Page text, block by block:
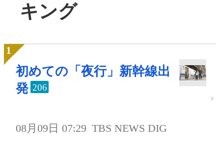
キング
初めての「夜行」新幹線出
発 206
08月09日 07:29 TBS NEWS DIG